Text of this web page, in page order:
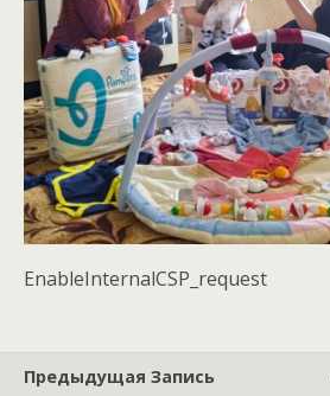
EnableInternalCSP_request
Предыдущая Запись